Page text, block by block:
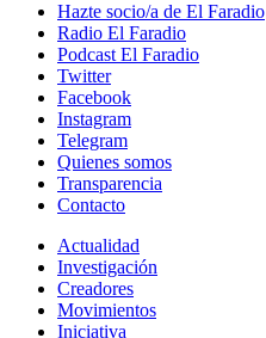
Hazte socio/a de El Faradio
Radio El Faradio
Podcast El Faradio
Twitter
Facebook
Instagram
Telegram
Quienes somos
Transparencia
Contacto
Actualidad
Investigación
Creadores
Movimientos
Iniciativa